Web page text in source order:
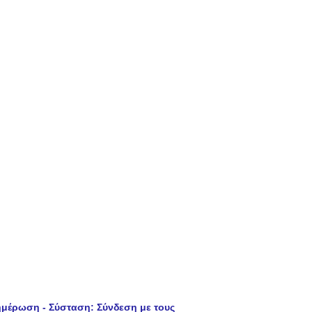
- Σύσταση: Σύνδεση με τους